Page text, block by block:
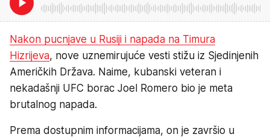
Nakon pucnjave u Rusiji i napada na Timura
Hizrijeva, nove uznemirujuće vesti stižu iz Sjedinjenih
Američkih Država. Naime, kubanski veteran i
nekadašnji UFC borac Joel Romero bio je meta
brutalnog napada.
Prema dostupnim informacijama, on je završio u